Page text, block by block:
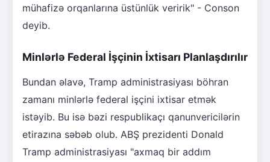
mühafizə orqanlarına üstünlük veririk" - Conson
deyib.
Minlərlə Federal İşçinin İxtisarı Planlaşdırılır
Bundan əlavə, Tramp administrasiyası böhran
zamanı minlərlə federal işçini ixtisar etmək
istəyib. Bu isə bəzi respublikaçı qanunvericilərin
etirazına səbəb olub. ABŞ prezidenti Donald
Tramp administrasiyası "axmaq bir addım